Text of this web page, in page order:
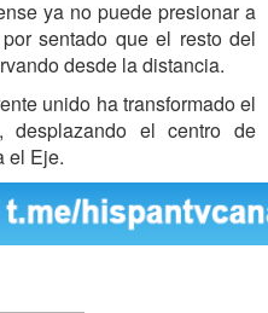
ya no puede presionar a
sentado que el resto del
desde la distancia.
unido ha transformado el
desplazando el centro de
el Eje.